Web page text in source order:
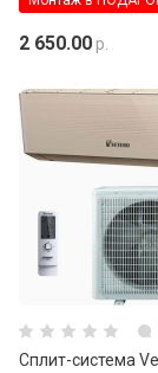
2 650.00 р.
Сплит-система